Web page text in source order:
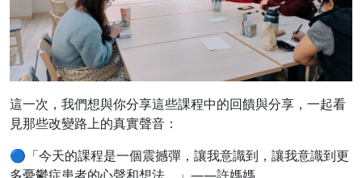
這一次，我們想與你分享這些課程中的回饋與分享，一起看
見那些改變路上的真實聲音：
🔵「今天的課程是一個震撼彈，讓我意識到，讓我意識到更